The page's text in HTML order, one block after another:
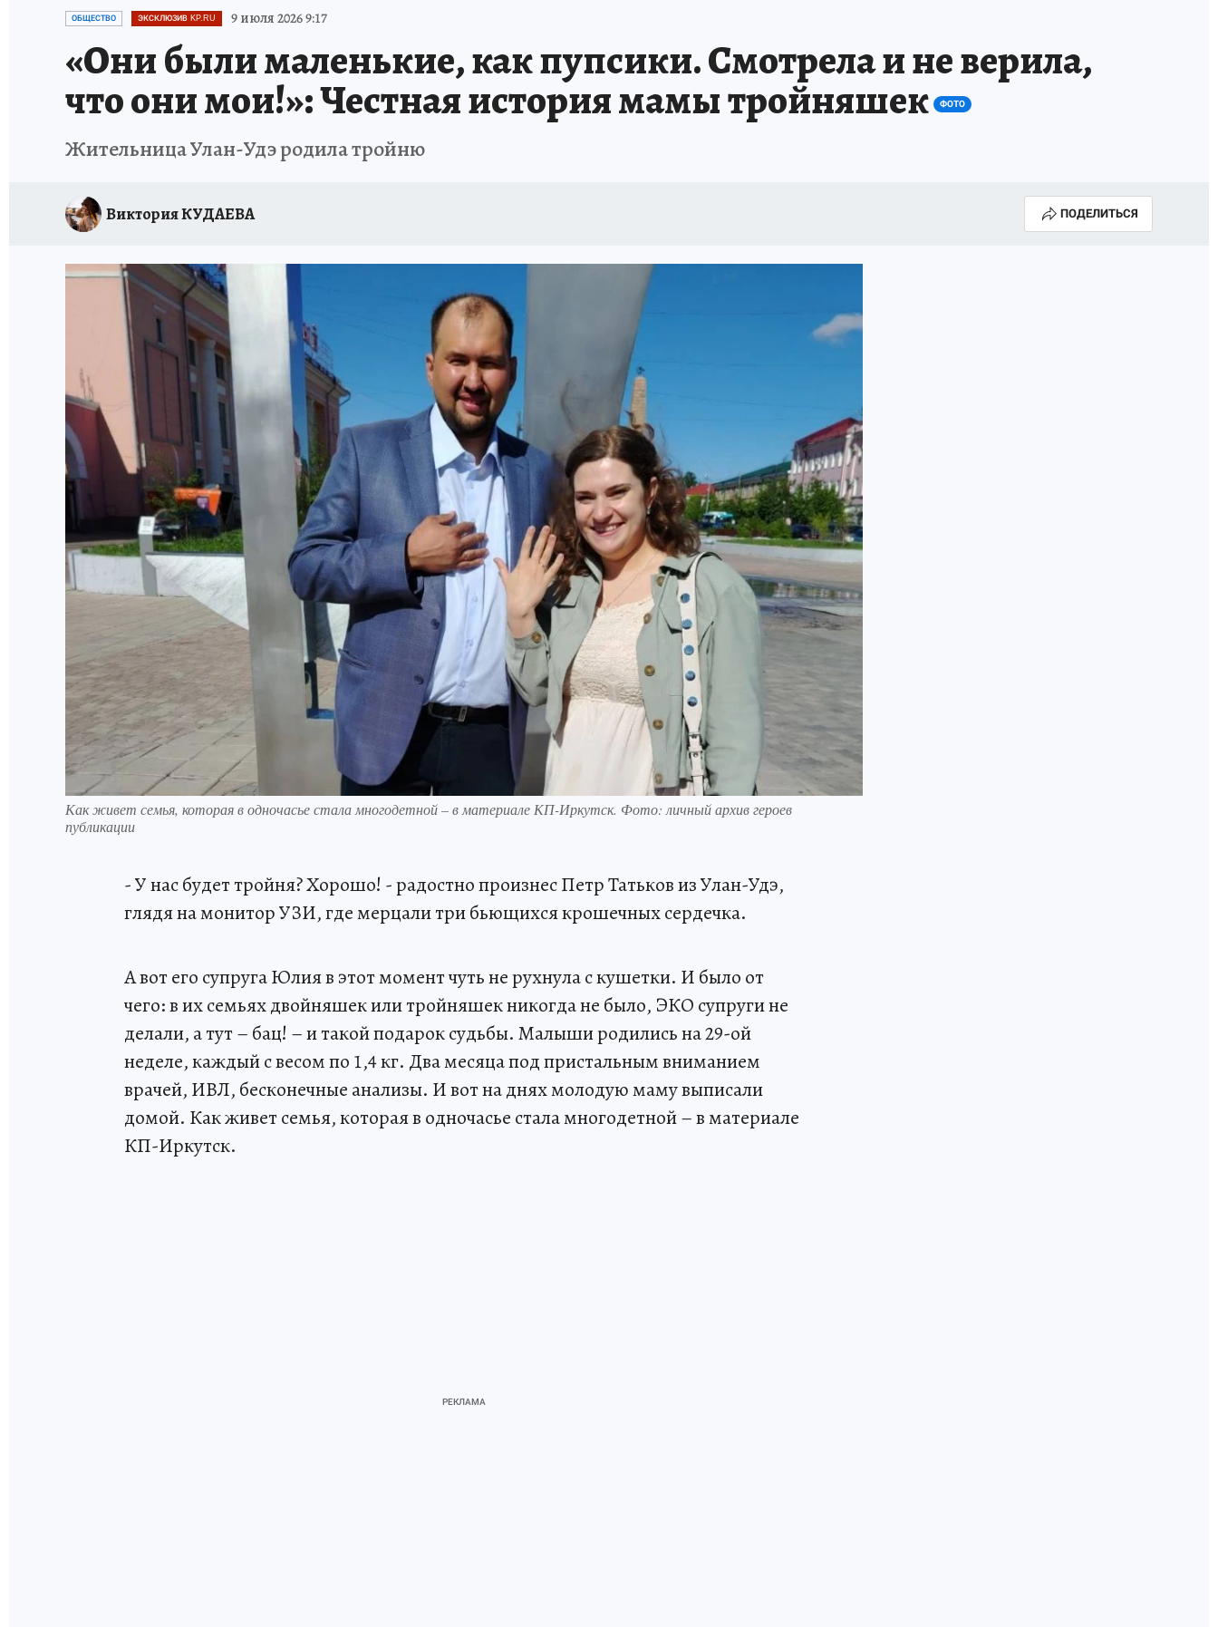
ПРОИСШЕСТВИЯ АФИША
ОБЩЕСТВО ЭКСКЛЮЗИВ KP.RU 9 июля 2026 9:17
«Они были маленькие, как пупсики. Смотрела и не верила,
что они мои!»: Честная история мамы тройняшек ФОТО
Жительница Улан-Удэ родила тройню
Виктория КУДАЕВА ПОДЕЛИТЬСЯ
Как живет семья, которая в одночасье стала многодетной – в материале КП-Иркутск. Фото: личный архив героев
публикации
- У нас будет тройня? Хорошо! - радостно произнес Петр Татьков из Улан-Удэ,
глядя на монитор УЗИ, где мерцали три бьющихся крошечных сердечка.
А вот его супруга Юлия в этот момент чуть не рухнула с кушетки. И было от
чего: в их семьях двойняшек или тройняшек никогда не было, ЭКО супруги не
делали, а тут – бац! – и такой подарок судьбы. Малыши родились на 29-ой
неделе, каждый с весом по 1,4 кг. Два месяца под пристальным вниманием
врачей, ИВЛ, бесконечные анализы. И вот на днях молодую маму выписали
домой. Как живет семья, которая в одночасье стала многодетной – в материале
КП-Иркутск.